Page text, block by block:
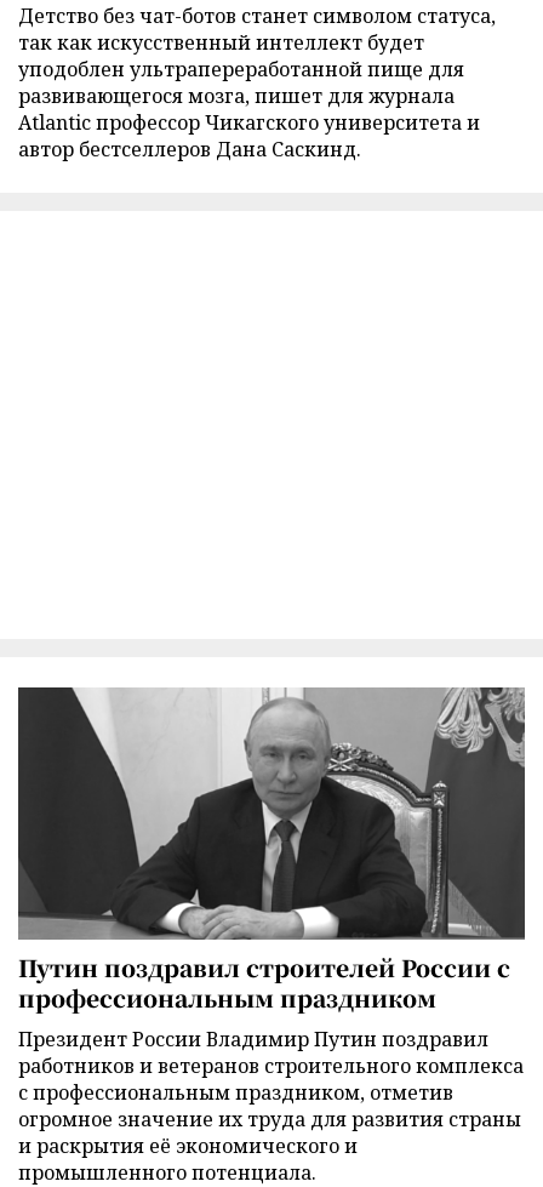
Детство без чат-ботов станет символом статуса,
так как искусственный интеллект будет
уподоблен ультрапереработанной пище для
развивающегося мозга, пишет для журнала
Atlantic профессор Чикагского университета и
автор бестселлеров Дана Саскинд.
Путин поздравил строителей России с
профессиональным праздником
Президент России Владимир Путин поздравил
работников и ветеранов строительного комплекса
с профессиональным праздником, отметив
огромное значение их труда для развития страны
и раскрытия её экономического и
промышленного потенциала.